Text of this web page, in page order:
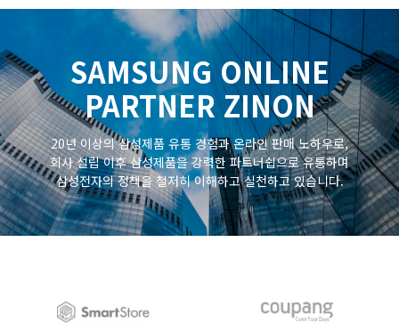
SAMSUNG ONLINE
PARTNER ZINON
20년 이상의 삼성제품 유통 경험과 온라인 판매 노하우로,
회사 설립 이후 삼성제품을 강력한 파트너쉽으로 유통하며
삼성전자의 정책을 철저히 이해하고 실천하고 있습니다.